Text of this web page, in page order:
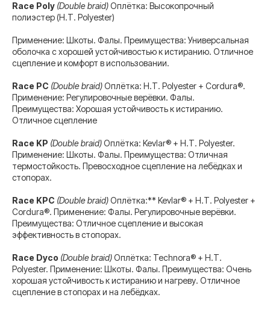
Race Poly (Double braid)Оплётка: Высокопрочный
полиэстер (H.T. Polyester)
Применение: Шкоты. Фалы. Преимущества: Универсальная
оболочка с хорошей устойчивостью к истиранию. Отличное
сцепление и комфорт в использовании.
Race PC (Double braid)Оплётка: H.T. Polyester + Cordura®.
Применение: Регулировочные верёвки. Фалы.
Преимущества: Хорошая устойчивость к истиранию.
Отличное сцепление
Race KP (Double braid)Оплётка: Kevlar® + H.T. Polyester.
Применение: Шкоты. Фалы. Преимущества: Отличная
термостойкость. Превосходное сцепление на лебёдках и
стопорах.
Race KPC (Double braid)Оплётка:** Kevlar® + H.T. Polyester +
Cordura®. Применение: Фалы. Регулировочные верёвки.
Преимущества: Отличное сцепление и высокая
эффективность в стопорах.
Race Dyco (Double braid)Оплётка: Technora® + H.T.
Polyester. Применение: Шкоты. Фалы. Преимущества: Очень
хорошая устойчивость к истиранию и нагреву. Отличное
сцепление в стопорах и на лебёдках.